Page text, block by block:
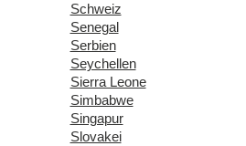
Schweiz
Senegal
Serbien
Seychellen
Sierra Leone
Simbabwe
Singapur
Slovakei